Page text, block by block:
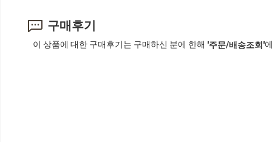
구매후기
이 상품에 대한 구매후기는 구매하신 분에 한해 '주문/배송조회'